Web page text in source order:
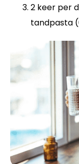
2 keer per
tandpasta